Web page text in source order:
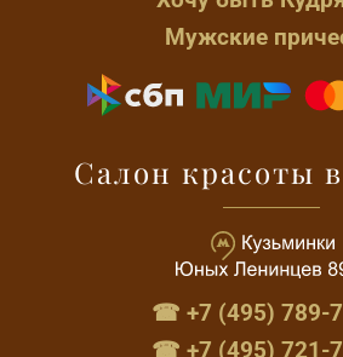
Мужские
Салон красоты
☎ +7 (495) 789-
☎ +7 (495) 721-